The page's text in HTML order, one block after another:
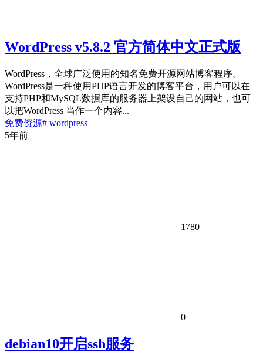
WordPress v5.8.2 官方简体中文正式版
WordPress，全球广泛使用的知名免费开源网站博客程序。
WordPress是一种使用PHP语言开发的博客平台，用户可以在
支持PHP和MySQL数据库的服务器上架设自己的网站，也可
以把WordPress 当作一个内容...
免费资源# wordpress
5年前
1780
0
debian10开启ssh服务